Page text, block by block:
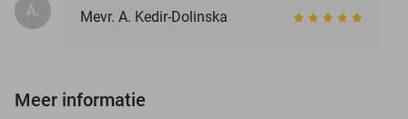
A. Mevr. A. Kedir-Dolinska
Meer informatie